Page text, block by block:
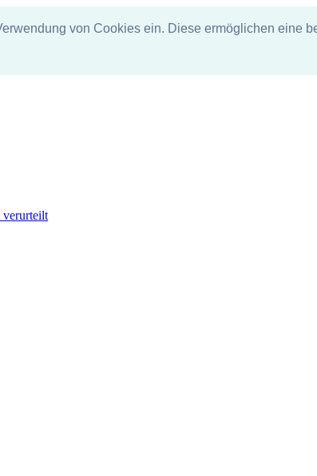
von Cookies ein. Diese ermöglichen eine
verurteilt